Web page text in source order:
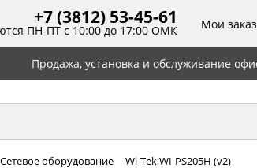
+7 (3812) 53-45-61
ПН-ПТ с 10:00 до 17:00 ОМК Мои
Продажа, установка и обслуживание
Сетевое оборудование Wi-Tek WI-PS205H (v2)